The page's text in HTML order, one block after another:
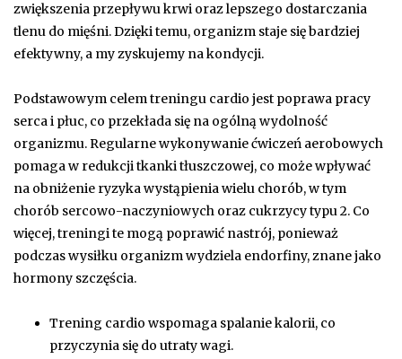
zwiększenia przepływu krwi oraz lepszego dostarczania
tlenu do mięśni. Dzięki temu, organizm staje się bardziej
efektywny, a my zyskujemy na kondycji.
Podstawowym celem treningu cardio jest poprawa pracy
serca i płuc, co przekłada się na ogólną wydolność
organizmu. Regularne wykonywanie ćwiczeń aerobowych
pomaga w redukcji tkanki tłuszczowej, co może wpływać
na obniżenie ryzyka wystąpienia wielu chorób, w tym
chorób sercowo-naczyniowych oraz cukrzycy typu 2. Co
więcej, treningi te mogą poprawić nastrój, ponieważ
podczas wysiłku organizm wydziela endorfiny, znane jako
hormony szczęścia.
Trening cardio wspomaga spalanie kalorii, co
przyczynia się do utraty wagi.